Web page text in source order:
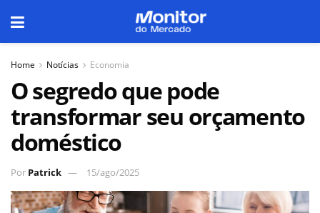
Home Notícias Economia
O segredo que pode
transformar seu orçamento
doméstico
Por Patrick 15/ago/2025